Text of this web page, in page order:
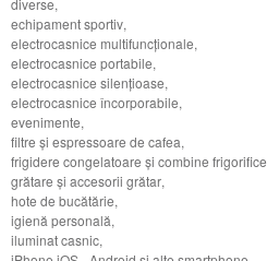
echipament sportiv,
electrocasnice multifuncţionale,
electrocasnice portabile,
electrocasnice silenţioase,
electrocasnice încorporabile,
evenimente,
filtre şi espressoare de cafea,
frigidere congelatoare şi combine frigorifice
grătare şi accesorii grătar,
hote de bucătărie,
igienă personală,
iluminat casnic,